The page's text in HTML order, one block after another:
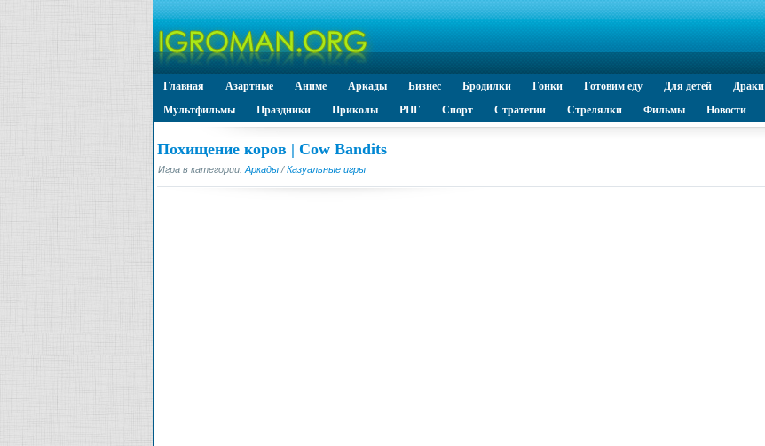
Главная Азартные Аниме Аркады Бизнес Бродилки Гонки Готовим еду Для детей Драки
Мультфильмы
Праздники Приколы РПГ Спорт Стратегии Стрелялки Фильмы Новости
Похищение коров | Cow Bandits
Игра в категории: Аркады /Казуальные игры